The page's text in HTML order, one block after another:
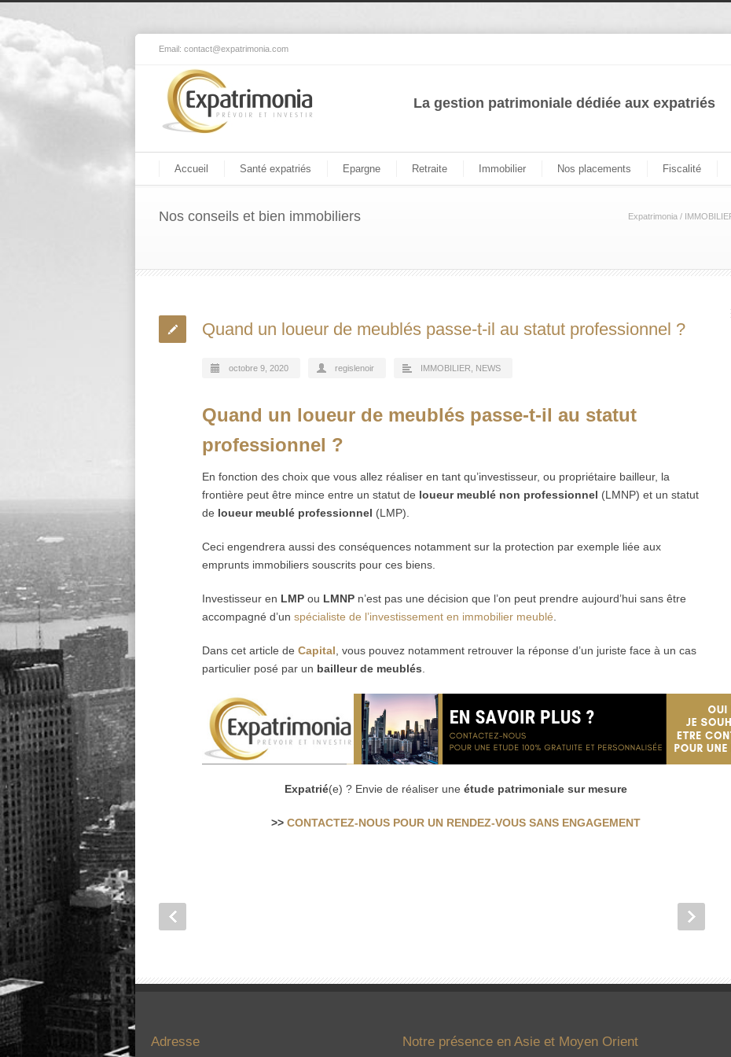
Email: contact@expatrimonia.com
La gestion patrimoniale dédiée aux expatriés
Accueil Santé expatriés Epargne Retraite Immobilier Nos placements Fiscalité
Nos conseils et bien immobiliers Expatrimonia /
Quand un loueur de meublés passe-t-il au statut professionnel ?
octobre 9, 2020 regislenoir IMMOBILIER NEWS
Quand un loueur de meublés passe-t-il au statut
professionnel ?
En fonction des choix que vous allez réaliser en tant qu’investisseur, ou propriétaire bailleur, la
frontière peut être mince entre un statut de loueur meublé non professionnel (LMNP) et un statut
de loueur meublé professionnel (LMP).
Ceci engendrera aussi des conséquences notamment sur la protection par exemple liée aux
emprunts immobiliers souscrits pour ces biens.
Investisseur en LMP ou LMNP n’est pas une décision que l’on peut prendre aujourd’hui sans être
accompagné d’un spécialiste de l’investissement en immobilier meublé
Dans cet article de Capital , vous pouvez notamment retrouver la réponse d’un juriste face à un cas
particulier posé par un bailleur de meublés
Expatrié(e) ? Envie de réaliser une étude patrimoniale sur mesure
>>CONTACTEZ-NOUS POUR UN RENDEZ-VOUS SANS ENGAGEMENT
Adresse Notre présence en Asie et Moyen Orient